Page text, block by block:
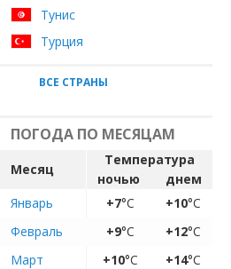
Тунис
Турция
ВСЕ СТРАНЫ
ПОГОДА ПО МЕСЯЦАМ
Месяц
Температура
ночью
днем
Январь
+7°C +10°C
Февраль
+9°C +12°C
Март
+10°C +14°C